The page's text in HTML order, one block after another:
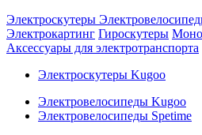
Электроскутеры
Электрокартинг Гироскутеры
Аксессуары для электротранспорта
Электроскутеры Kugoo
Электровелосипеды Kugoo
Электровелосипеды Spetime